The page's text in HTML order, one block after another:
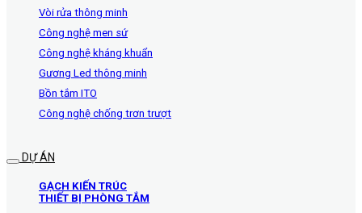
Vòi rửa thông minh
Công nghệ men sứ
Công nghệ kháng khuẩn
Gương Led thông minh
Bồn tắm ITO
Công nghệ chống trơn trượt
DỰ ÁN
GẠCH KIẾN TRÚC
THIẾT BỊ PHÒNG TẮM